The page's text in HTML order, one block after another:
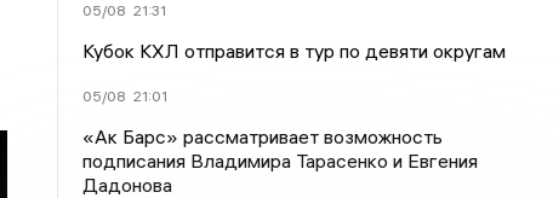
05/08 21:31
Кубок КХЛ отправится в тур по девяти округам
05/08 21:01
«Ак Барс» рассматривает возможность
подписания Владимира Тарасенко и Евгения
Дадонова